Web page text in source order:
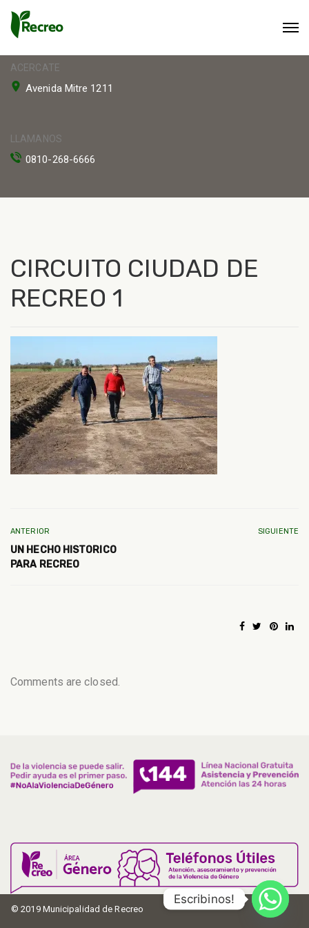
ACERCATE
Avenida Mitre 1211
LLAMANOS
0810-268-6666
CIRCUITO CIUDAD DE
RECREO 1
ANTERIOR
UN HECHO HISTORICO
PARA RECREO
SIGUIENTE
Comments are closed.
© 2019 Municipalidad de Recreo
Escribinos!